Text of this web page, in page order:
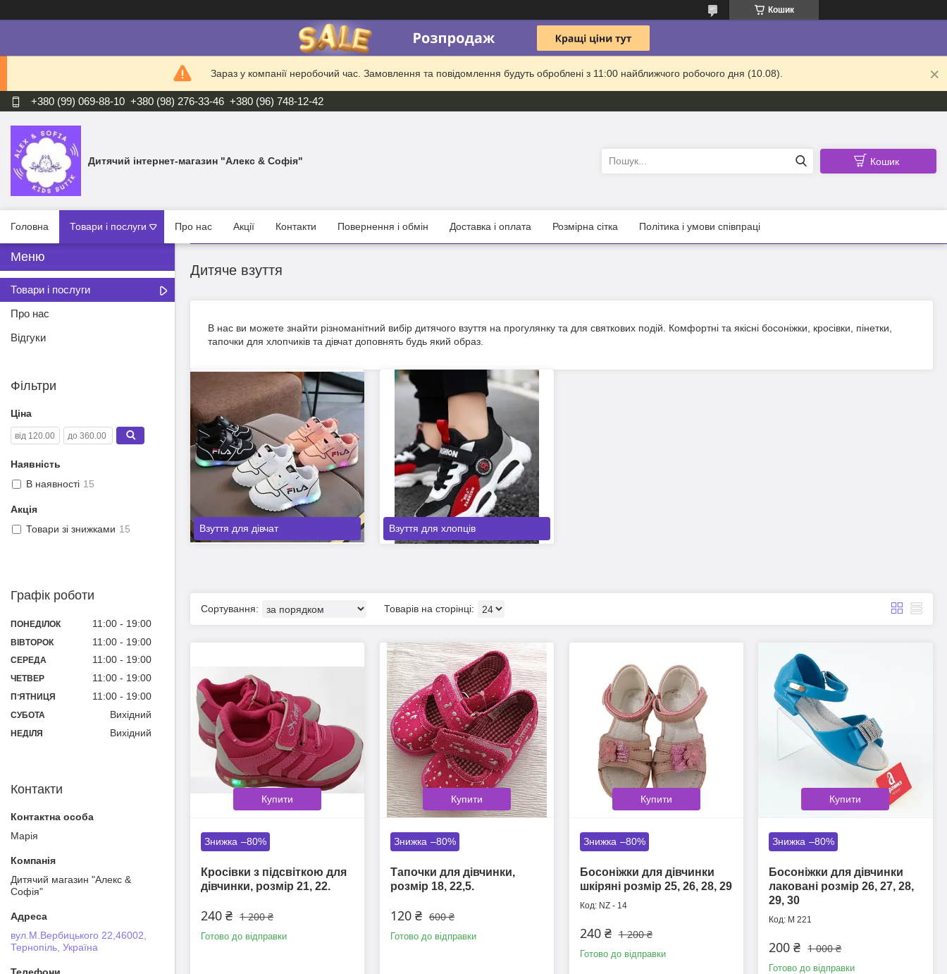
Кошик
Зараз у компанії неробочий час. Замовлення та повідомлення будуть оброблені з 11:00 найближчого робочого дня (10.08).
+380 (99) 069-88-10 +380 (98) 276-33-46 +380 (96) 748-12-42
Дитячий інтернет-магазин "Алекс & Софія" Кошик
Головна Товари і послуги Про нас Акції Контакти Повернення і обмін Доставка і оплата Розмірна сітка Політика і умови співпраці
Дитяче взуття
В нас ви можете знайти різноманітний вибір дитячого взуття на прогулянку та для святкових подій. Комфортні та якісні босоніжки, кросівки, пінетки,
тапочки для хлопчиків та дівчат доповнять будь який образ.
Взуття для дівчат Взуття для хлопців
Купити
–80%
Кросівки з підсвіткою для
дівчинки, розмір 21, 22.
1 200 ₴
240 ₴
Готово до відправки
Купити
–80%
Тапочки для дівчинки,
розмір 18, 22,5.
600 ₴
120 ₴
Готово до відправки
Купити
–80%
Босоніжки для дівчинки
шкіряні розмір 25, 26, 28, 29
NZ - 14
1 200 ₴
240 ₴
Готово до відправки
Купити
–80%
Босоніжки для дівчинки
лаковані розмір 26, 27, 28,
29, 30
М 221
1 000 ₴
200 ₴
Готово до відправки
Товари і послуги
Про нас
Відгуки
Фільтри
Ціна
Наявність
В наявності 15
Акція
Товари зі знижками 15
Графік роботи
ПОНЕДІЛОК 11:00 19:00
ВІВТОРОК 11:00 19:00
СЕРЕДА 11:00 19:00
ЧЕТВЕР 11:00 19:00
ПʼЯТНИЦЯ 11:00 19:00
СУБОТА Вихідний
НЕДІЛЯ Вихідний
Контакти
Марія
Дитячий магазин "Алекс &
Софія"
вул.М.Вербицького 22,46002,
Тернопіль, Україна